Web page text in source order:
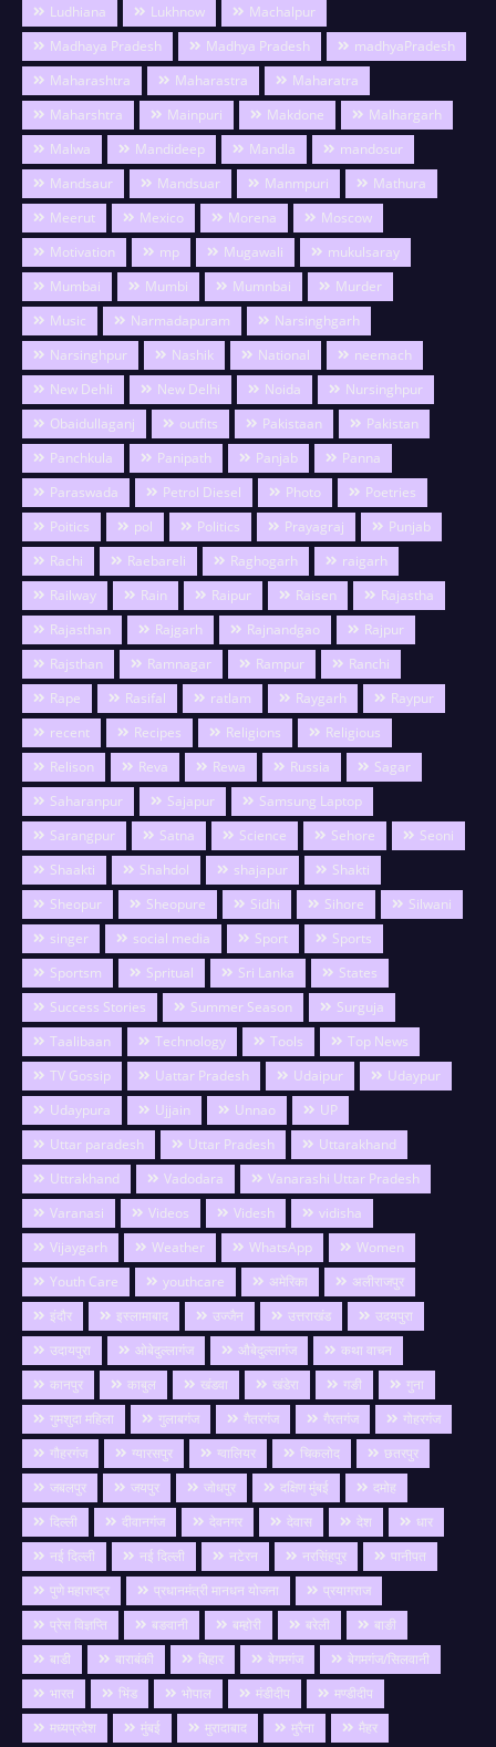
Ludhiana
Lukhnow
Machalpur
Madhaya Pradesh
Madhya Pradesh
madhyaPradesh
Maharashtra
Maharastra
Maharatra
Maharshtra
Mainpuri Makdone
Malhargarh
Malwa
Mandideep Mandla
mandosur
Mandsaur
Mandsuar Manmpuri
Mathura
Meerut
Mexico Morena
Moscow
Motivation
mp Mugawali
mukulsaray
Mumbai
Mumbi Mumnbai
Murder
Music
Narmadapuram
Narsinghgarh
Narsinghpur
Nashik National
neemach
New Dehli
New Delhi Noida
Nursinghpur
Obaidullaganj
outfits Pakistaan
Pakistan
Panchkula
Panipath Panjab
Panna
Paraswada
Petrol Diesel Photo
Poetries
Poitics
pol Politics Prayagraj
Punjab
Rachi
Raebareli Raghogarh
raigarh
Railway
Rain Raipur Raisen
Rajastha
Rajasthan
Rajgarh Rajnandgao
Rajpur
Rajsthan
Ramnagar Rampur
Ranchi
Rape
Rasifal ratlam Raygarh
Raypur
recent
Recipes Religions
Religious
Relison
Reva Rewa Russia
Sagar
Saharanpur
Sajapur
Samsung Laptop
Sarangpur
Satna Science Sehore
Seoni
Shaakti
Shahdol shajapur
Shakti
Sheopur
Sheopure Sidhi Sihore
Silwani
singer
social media Sport
Sports
Sportsm
Spritual Sri Lanka
States
Success Stories
Summer Season
Surguja
Taalibaan
Technology Tools
Top News
TV Gossip
Uattar Pradesh Udaipur
Udaypur
Udaypura
Ujjain Unnao
UP
Uttar paradesh
Uttar Pradesh
Uttarakhand
Uttrakhand
Vadodara
Vanarashi Uttar Pradesh
Varanasi
Videos Videsh
vidisha
Vijaygarh
Weather WhatsApp
Women
Youth Care
youthcare अमेरिका
अलीराजपुर
इंदौर
इस्लामाबाद उज्जैन उत्तराखंड
उदयपुरा
उदायपुरा
ओबेदुल्लागंज औबेदुल्लागंज
कथा वाचन
कानपुर
काबुल खंडवा खंडेरा गङी
गुना
गुमशुदा महिला
गुलाबगंज गैतरगंज गैरतगंज
गोहरगंज
गौहरगंज
ग्यारसपुर ग्वालियर चिकलोद
छतरपुर
जबलपुर
जयपुर जोधपुर दक्षिण मुंबई
दमोह
दिल्ली
दीवानगंज देवनगर देवास देश
धार
नई दिल्ली
नई दिल्ली नटेरन नरसिंहपुर
पानीपत
पुणे महाराष्ट्र
प्रधानमंत्री मानधन योजना
प्रयागराज
प्रेस विज्ञप्ति
बङवानी बम्होरी बरेली
बाङी
बाडी
बाराबंकी बिहार बेगमगंज
बेगमगंज/सिलवानी
भारत
भिंड भोपाल मंडीदीप
मण्डीदीप
मध्यप्रदेश
मुंबई मुरादाबाद मुरैना मैहर